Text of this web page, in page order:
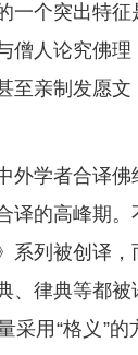
一个突出特
僧人论究佛
至亲制发愿
外学者合译
译的高峰期
系列被创译
、律典等都
采用“格义”